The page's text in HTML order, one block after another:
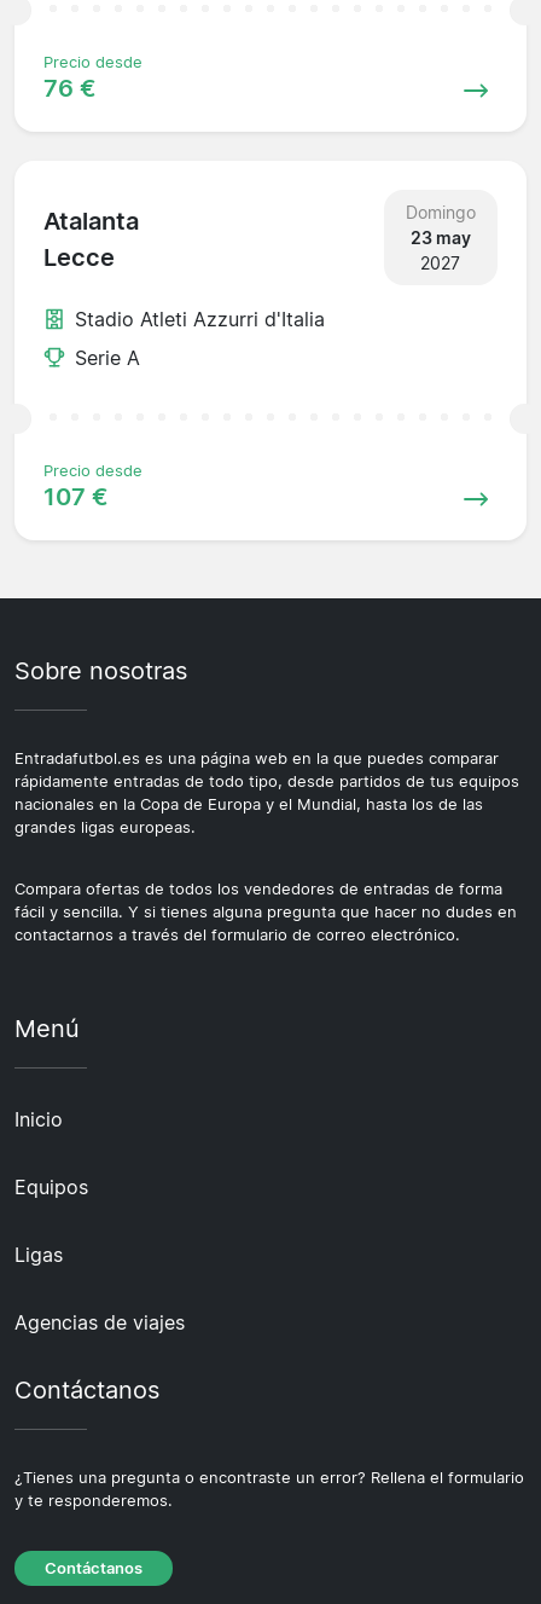
Precio desde
76 €
Atalanta
Lecce
Domingo
23 may
2027
Stadio Atleti Azzurri d'Italia
Serie A
Precio desde
107 €
Sobre nosotras
Entradafutbol.es es una página web en la que puedes comparar
rápidamente entradas de todo tipo, desde partidos de tus equipos
nacionales en la Copa de Europa y el Mundial, hasta los de las
grandes ligas europeas.
Compara ofertas de todos los vendedores de entradas de forma
fácil y sencilla. Y si tienes alguna pregunta que hacer no dudes en
contactarnos a través del formulario de correo electrónico.
Menú
Inicio
Equipos
Ligas
Agencias de viajes
Contáctanos
¿Tienes una pregunta o encontraste un error? Rellena el formulario
y te responderemos.
Contáctanos